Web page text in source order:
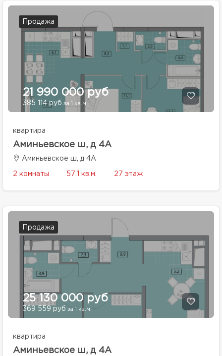
Продажа
21 990 000 руб
385 114 руб за 1 кв.м.
квартира
Аминьевское ш, д 4А
Аминьевское ш, д 4А
2 комнаты 57.1 кв.м. 27 этаж
Продажа
25 130 000 руб
369 559 руб за 1 кв.м.
квартира
Аминьевское ш, д 4А